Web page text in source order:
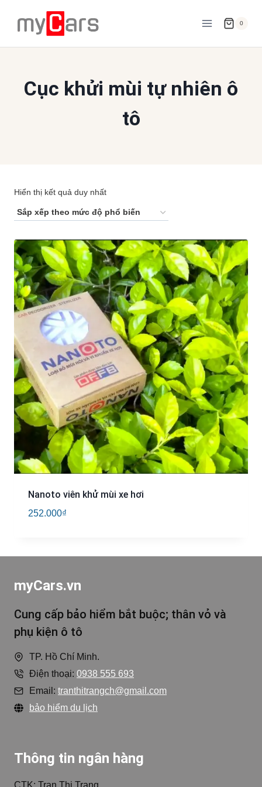
content
0
Cục khửi mùi tự nhiên ô
tô
Hiển thị kết quả duy nhất
Nanoto viên khử mùi xe hơi
252.000₫
myCars.vn
Cung cấp bảo hiểm bắt buộc; thân vỏ và
phụ kiện ô tô
TP. Hồ Chí Minh.
Điện thoại: 0938 555 693
Email: tranthitrangch@gmail.com
bảo hiểm du lịch
Thông tin ngân hàng
CTK: Tran Thi Trang